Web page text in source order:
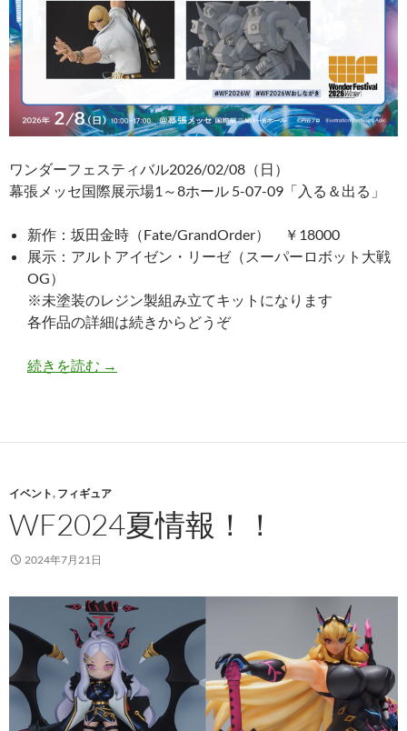
ワンダーフェスティバル2026/02/08（日）
幕張メッセ国際展示場1～8ホール 5-07-09「入る＆出る」
新作：坂田金時（Fate/GrandOrder） ￥18000
展示：アルトアイゼン・リーゼ（スーパーロボット大戦
OG）
※未塗装のレジン製組み立てキットになります
各作品の詳細は続きからどうぞ
続きを読む WF2026冬情報！！
→
イベント, フィギュア
WF2024夏情報！！
2024年7月21日